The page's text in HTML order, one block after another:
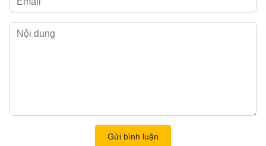
Gửi bình luận